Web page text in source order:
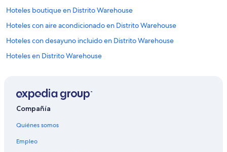
Hoteles boutique en Distrito Warehouse
Hoteles con aire acondicionado en Distrito Warehouse
Hoteles con desayuno incluido en Distrito Warehouse
Hoteles en Distrito Warehouse
Hoteles de negocios en Central City
Hoteles cerca de Mardi Gras World
Compañía
Quiénes somos
Empleo